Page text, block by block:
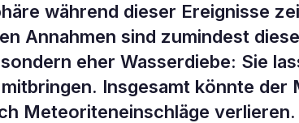
während dieser Ereignisse
Annahmen sind zumindest
eher Wasserdiebe: Sie
Insgesamt könnte der
Meteoriteneinschläge verlieren.